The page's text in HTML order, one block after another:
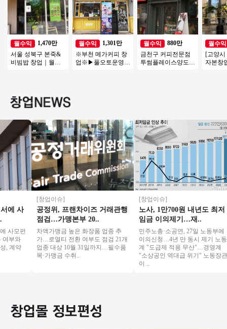
월수익
1,470만
서울 성북구 본죽&
비빔밥 창업｜월매
월수익
1,301만
※부천 메가커피 창
업※▶풀오토운영◀
월수익
880만
금천구 커피전문점
투썸플레이스양도양
월수익
[고양시
자본창
사
모펀
와
약
[창업이슈]
공정위, 프랜차이즈 거래관행
점검…가맹본부 20..
차액가맹금 높은 화장품 업종 추
가…로열티 전환 여부도 점검 21개
업종 대상 10월 31일까지…필수품
목·가맹금 수취..
[창업이슈]
노사, 1만700원 내년도 최저
임금 이의제기…재..
민주노총·소공연, 27일 노동부에
이의신청…4년 만 동시 제기 노동
계 "도급제 적용 무산"…경영계
"소상공인 역대급 위기" 노동장관